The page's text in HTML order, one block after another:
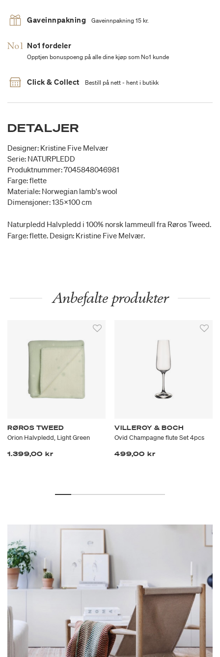
Gaveinnpakning Gaveinnpakning 15 kr.
No1 fordeler
Opptjen bonuspoeng på alle dine kjøp som No1 kunde
Click & Collect Bestill på nett - hent i butikk
DETALJER
Designer: Kristine Five Melvær
Serie: NATURPLEDD
Produktnummer: 7045848046981
Farge: flette
Materiale: Norwegian lamb's wool
Dimensjoner: 135x100 cm
Naturpledd Halvpledd i 100% norsk lammeull fra Røros Tweed.
Farge: flette. Design: Kristine Five Melvær.
Anbefalte produkter
RØROS TWEED
Orion Halvpledd, Light Green
1.399,00 kr
VILLEROY & BOCH
Ovid Champagne flute Set 4pcs
499,00 kr